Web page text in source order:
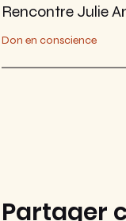
Rencontre Julie
Don en conscience
Partager